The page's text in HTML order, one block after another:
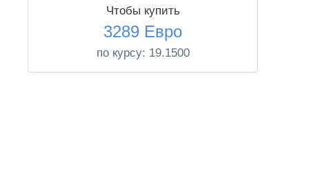
Чтобы купить
3289 Евро
по курсу: 19.1500